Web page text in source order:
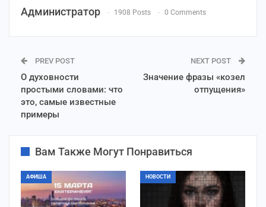
Администратор 1908 Posts 0 Comments
PREV POST
О духовности
простыми словами: что
это, самые известные
примеры
NEXT POST
Значение фразы «козел
отпущения»
Вам Также Могут Понравиться
АФИША НОВОСТИ